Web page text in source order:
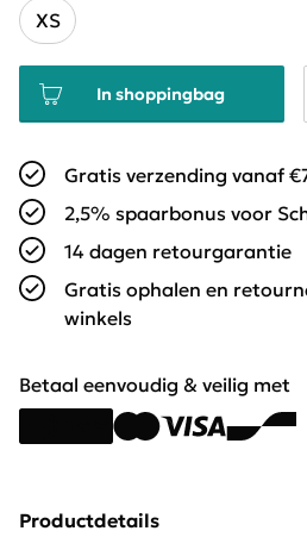
XS
In shoppingbag
Gratis verzending vanaf
2,5% spaarbonus voor
14 dagen retourgarantie
Gratis ophalen en
winkels
Betaal eenvoudig & veilig met
Productdetails